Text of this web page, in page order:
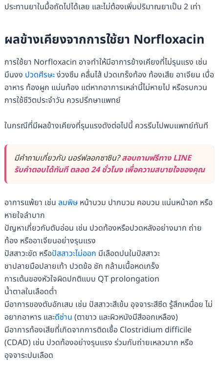
ประทานยาในมื้อถัดไปได้เลย และไม่ต้องเพิ่มปริมาณยาเป็น 2 เท่า
ผลข้างเคียงจากการใช้ยา Norfloxacin
การใช้ยา Norfloxacin อาจทำให้มีอาการข้างเคียงที่ไม่รุนแรง เช่น
มึนงง ปวดศีรษะง่วงซึม คลื่นไส้ ปวดเกร็งท้อง ท้องเสีย อาเจียน เบื่อ
อาหาร ท้องผูก แน่นท้อง แต่หากอาการเหล่านี้ไม่หายไป หรือรบกวน
การใช้ชีวิตประจำวัน ควรปรึกษาแพทย์
ในกรณีที่มีผลข้างเคียงที่รุนแรงดังต่อไปนี้ ควรรีบไปพบแพทย์ทันที
มีคำถามเกี่ยวกับ นอร์ฟลอกซาซิน?สอบถามฟรีทาง LINE
รับคำตอบได้ทันที ตลอด 24 ชั่วโมง เพื่อความสบายใจของคุณ
อาการแพ้ยา เช่น ลมพิษหน้าบวม ปากบวม คอบวม แน่นหน้าอก หรือ
หายใจลำบาก
ปัญหาเกี่ยวกับตับอ่อน เช่น ปวดท้องหรือปวดหลังอย่างมาก ถ่าย
ท้อง หรืออาเจียนอย่างรุนแรง
ปัสสาวะขัด หรือปัสสาวะไม่ออก มีเลือดปนในปัสสาวะ
ชาปลายมือปลายเท้า ปวดข้อ ชัก กล้ามเนื้อหดเกร็ง
การเต้นของหัวใจผิดปกติแบบ QT prolongation
น้ำตาลในเลือดต่ำ
มีอาการของตับอักเสบ เช่น ปัสสาวะสีเข้ม อุจจาระสีซีด รู้สึกเหนื่อย ไม่
อยากอาหาร และดีซ่าน (ตาขาว และผิวหนังมีสีออกเหลือง)
มีอาการท้องเสียที่เกิดจากการติดเชื้อ Clostridium difficile
(CDAD) เช่น ปวดท้องอย่างรุนแรง ร่วมกับถ่ายเหลวมาก หรือ
อุจจาระปนเลือด